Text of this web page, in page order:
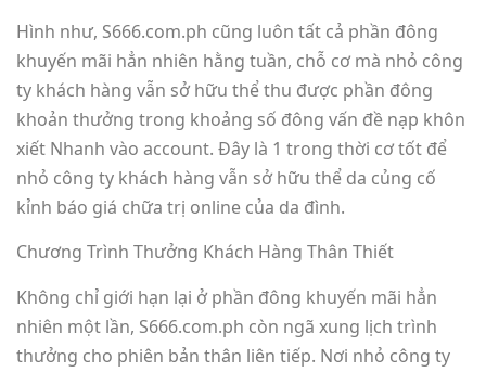
Hình như, S666.com.ph cũng luôn tất cả phần đông
khuyến mãi hẳn nhiên hằng tuần, chỗ cơ mà nhỏ công
ty khách hàng vẫn sở hữu thể thu được phần đông
khoản thưởng trong khoảng số đông vấn đề nạp khôn
xiết Nhanh vào account. Đây là 1 trong thời cơ tốt để
nhỏ công ty khách hàng vẫn sở hữu thể da củng cố
kỉnh báo giá chữa trị online của da đình.
Chương Trình Thưởng Khách Hàng Thân Thiết
Không chỉ giới hạn lại ở phần đông khuyến mãi hẳn
nhiên một lần, S666.com.ph còn ngã xung lịch trình
thưởng cho phiên bản thân liên tiếp. Nơi nhỏ công ty